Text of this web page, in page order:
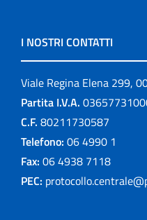
I NOSTRI CONTATTI
Viale Regina Elena 299,
Partita I.V.A.
C.F. 80211730587
Telefono: 06 4990 1
Fax: 06 4938 7118
PEC: